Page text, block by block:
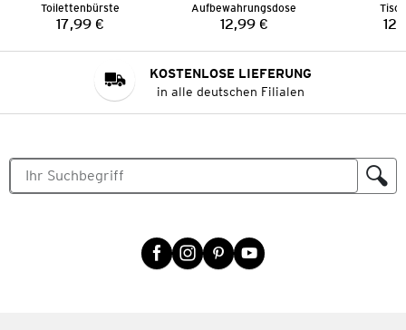
Toilettenbürste
Preis:
17,99 €
Aufbewahrungsdose
Preis:
12,99 €
KOSTENLOSE LIEFERUNG
in alle deutschen Filialen